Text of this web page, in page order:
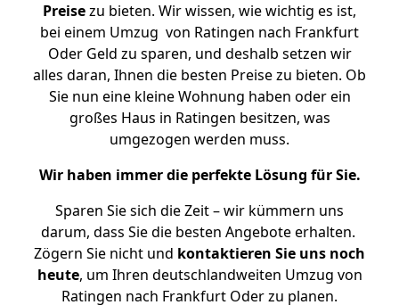
Preisezu bieten. Wir wissen, wie wichtig es ist,
bei einem Umzug von Ratingen nach Frankfurt
Oder Geld zu sparen, und deshalb setzen wir
alles daran, Ihnen die besten Preise zu bieten. Ob
Sie nun eine kleine Wohnung haben oder ein
großes Haus in Ratingen besitzen, was
umgezogen werden muss.
Wir haben immer die perfekte Lösung für Sie.
Sparen Sie sich die Zeit – wir kümmern uns
darum, dass Sie die besten Angebote erhalten.
Zögern Sie nicht und kontaktieren Sie uns noch
heute, um Ihren deutschlandweiten Umzug von
Ratingen nach Frankfurt Oder zu planen.